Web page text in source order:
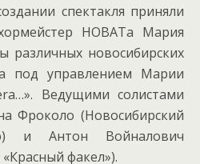
спектакля приняли
НОВАТа Мария
различных новосибирских
под управлением Марии
Ведущими солистами
Фроколо (Новосибирский
и Антон Войналович
факел»).